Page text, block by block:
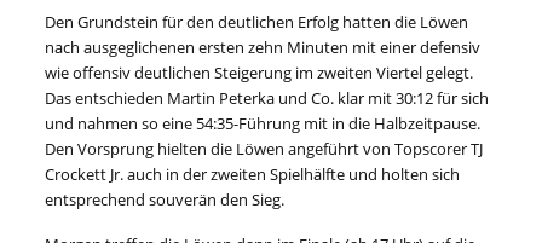
Den Grundstein für den deutlichen Erfolg hatten die Löwen
nach ausgeglichenen ersten zehn Minuten mit einer defensiv
wie offensiv deutlichen Steigerung im zweiten Viertel gelegt.
Das entschieden Martin Peterka und Co. klar mit 30:12 für sich
und nahmen so eine 54:35-Führung mit in die Halbzeitpause.
Den Vorsprung hielten die Löwen angeführt von Topscorer TJ
Crockett Jr. auch in der zweiten Spielhälfte und holten sich
entsprechend souverän den Sieg.